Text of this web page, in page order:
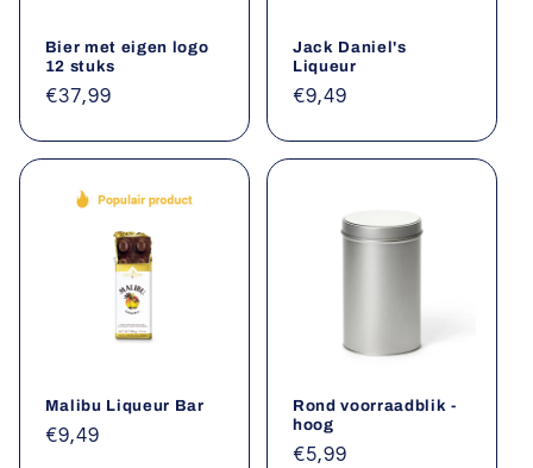
Bier met eigen logo
12 stuks
Normale
€37,99
Jack Daniel's
Liqueur
Normale
€9,49
Malibu Liqueur Bar
Normale
€9,49
Rond voorraadblik -
hoog
Normale
€5,99